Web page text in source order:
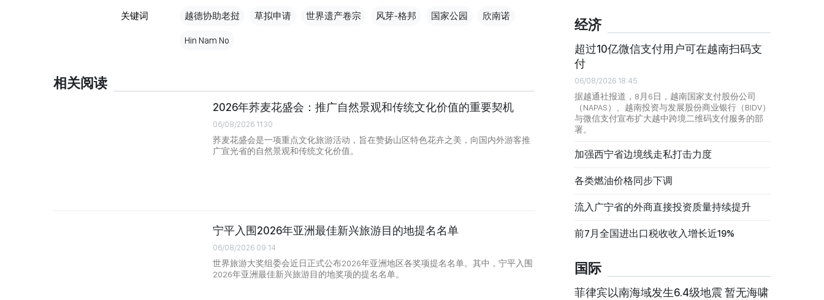
关键词 越德协助老挝 草拟申请 世界遗产卷宗 风芽-格邦 国家公园 欣南诺
Hin Nam No
相关阅读
2026年荞麦花盛会：推广自然景观和传统文化价值的重要契机
06/08/2026 11:30
荞麦花盛会是一项重点文化旅游活动，旨在赞扬山区特色花卉之美，向国内外游客推
广宣光省的自然景观和传统文化价值。
宁平入围2026年亚洲最佳新兴旅游目的地提名名单
06/08/2026 09:14
世界旅游大奖组委会近日正式公布2026年亚洲地区各奖项提名名单。其中，宁平入围
2026年亚洲最佳新兴旅游目的地奖项的提名名单。
经济
超过10亿微信支付用户可在越南扫码支
付
06/08/2026 18:45
据越通社报道，8月6日，越南国家支付股份公司
（NAPAS）、越南投资与发展股份商业银行（BIDV）
与微信支付宣布扩大越中跨境二维码支付服务的部
署。
加强西宁省边境线走私打击力度
各类燃油价格同步下调
流入广宁省的外商直接投资质量持续提升
前7月全国进出口税收收入增长近19%
国际
菲律宾以南海域发生6.4级地震 暂无海啸